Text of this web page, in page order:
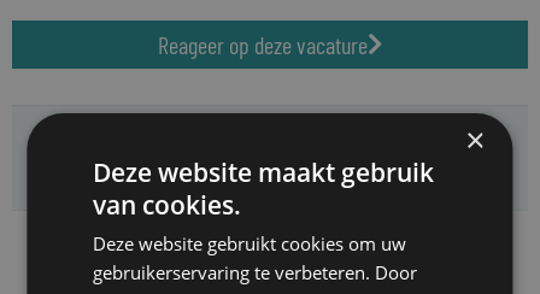
Reageer op deze vacature
×
Deze website maakt gebruik
van cookies.
Deze website gebruikt cookies om uw
gebruikerservaring te verbeteren. Door